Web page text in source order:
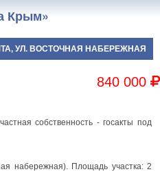
Крым»
УЛ. ВОСТОЧНАЯ НАБЕРЕЖНАЯ
840 000
собственность - госакты под
набережная). Площадь участка: 2